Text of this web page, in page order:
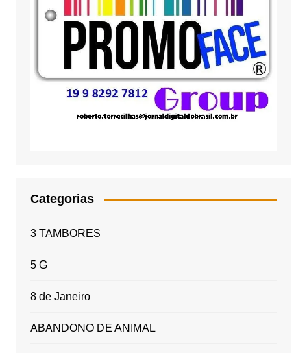
Categorias
3 TAMBORES
5 G
8 de Janeiro
ABANDONO DE ANIMAL